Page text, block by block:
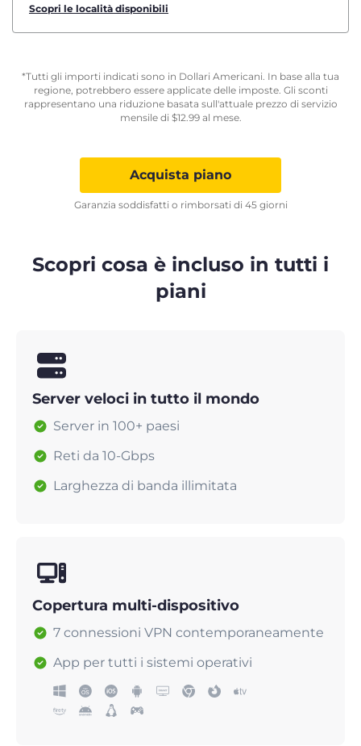
Scopri le località disponibili
*Tutti gli importi indicati sono in Dollari Americani. In base alla tua
regione, potrebbero essere applicate delle imposte. Gli sconti
rappresentano una riduzione basata sull'attuale prezzo di servizio
mensile di $12.99al mese.
Acquista piano
Garanzia soddisfatti o rimborsati di 45 giorni
Scopri cosa è incluso in tutti i
piani
Server veloci in tutto il mondo
Server in 100+ paesi
Reti da 10-Gbps
Larghezza di banda illimitata
Copertura multi-dispositivo
7 connessioni VPN contemporaneamente
App per tutti i sistemi operativi